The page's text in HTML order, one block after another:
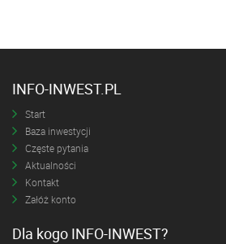
INFO-INWEST.PL
Start
Baza inwestycji
Częste pytania
Aktualności
Kontakt
Załóż konto
Dla kogo INFO-INWEST?